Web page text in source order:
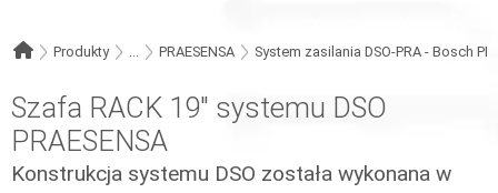
Produkty ... PRAESENSA System zasilania DSO-PRA - Bosch
Szafa RACK 19" systemu DSO
PRAESENSA
Konstrukcja systemu DSO została wykonana w